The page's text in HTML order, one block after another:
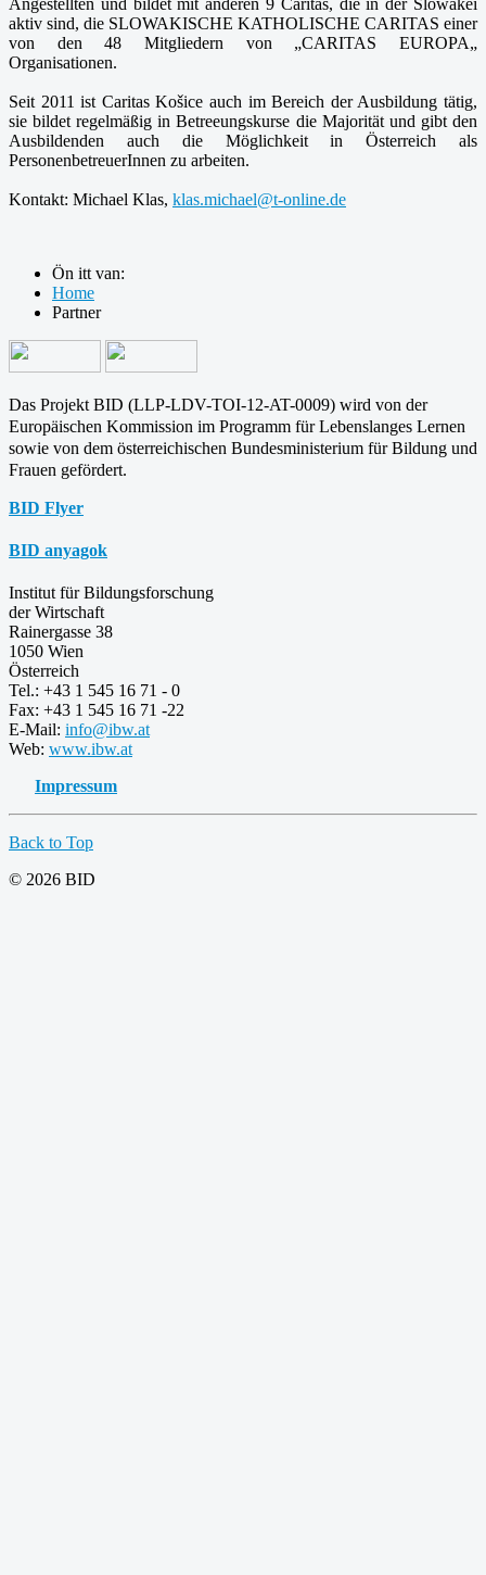
aktiv sind, die SLOWAKISCHE KATHOLISCHE CARITAS einer
von den 48 Mitgliedern von „CARITAS EUROPA„
Organisationen.
Seit 2011 ist Caritas Košice auch im Bereich der Ausbildung tätig,
sie bildet regelmäßig in Betreeungskurse die Majorität und gibt den
Ausbildenden auch die Möglichkeit in Österreich als
PersonenbetreuerInnen zu arbeiten.
Kontakt: Michael Klas, klas.michael@t-online.de
Ön itt van:
Home
Partner
Das Projekt BID (LLP-LDV-TOI-12-AT-0009) wird von der
Europäischen Kommission im Programm fürLebenslanges Lernen
sowie von dem österreichischen Bundesministerium für Bildung und
Frauen gefördert.
BID Flyer
BID anyagok
Institut für Bildungsforschung
der Wirtschaft
Rainergasse 38
1050 Wien
Österreich
Tel.: +43 1 545 16 71 - 0
Fax: +43 1 545 16 71 -22
E-Mail: info@ibw.at
Web: www.ibw.at
Impressum
Back to Top
© 2026 BID